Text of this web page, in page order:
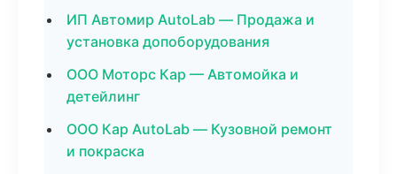
ИП Автомир AutoLab — Продажа и
установка допоборудования
ООО Моторс Кар — Автомойка и
детейлинг
ООО Кар AutoLab — Кузовной ремонт
и покраска